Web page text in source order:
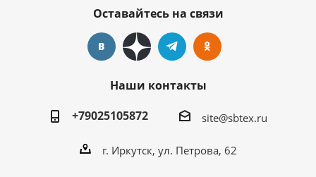
Оставайтесь на связи
Наши контакты
+79025105872
site@sbtex.ru
г. Иркутск, ул. Петрова, 62